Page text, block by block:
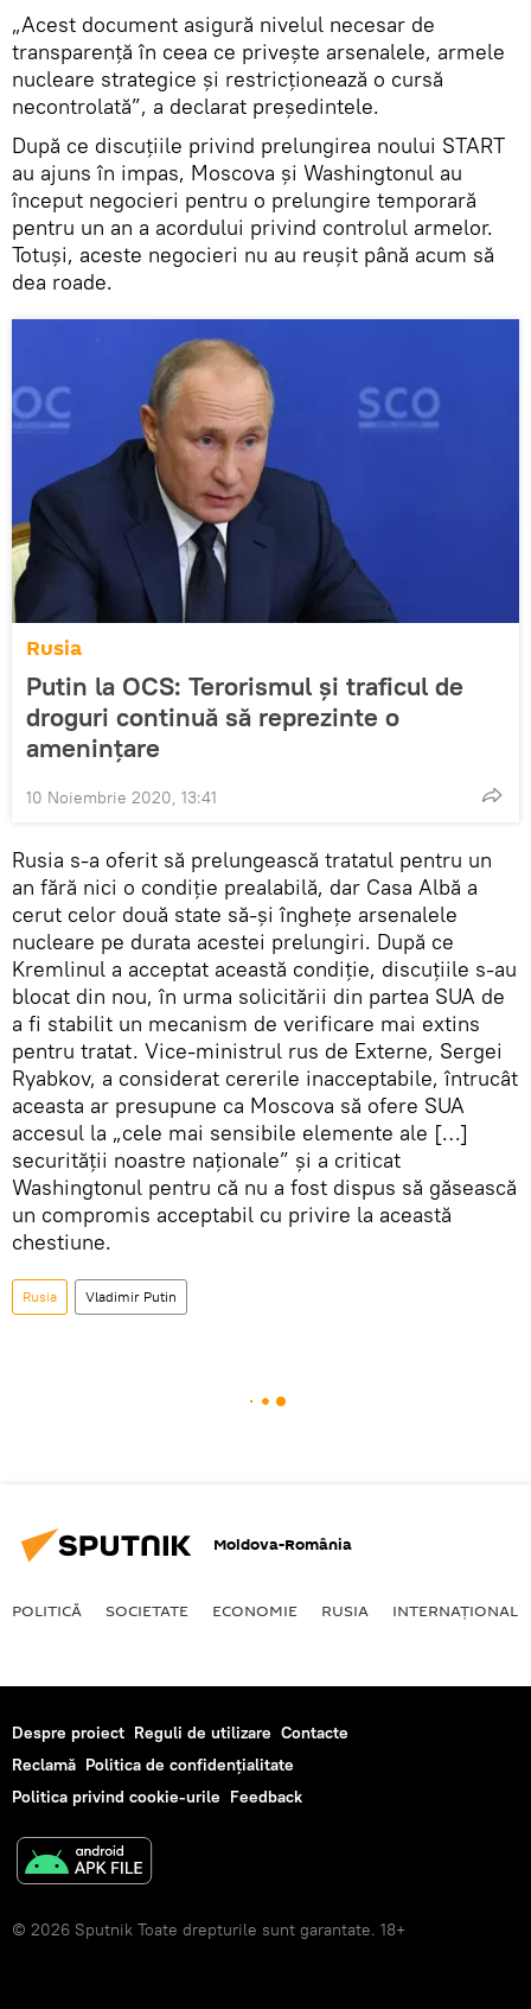
„Acest document asigură nivelul necesar de
transparență în ceea ce priveşte arsenalele, armele
nucleare strategice și restricționează o cursă
necontrolată”, a declarat președintele.
După ce discuțiile privind prelungirea noului START
au ajuns în impas, Moscova și Washingtonul au
început negocieri pentru o prelungire temporară
pentru un an a acordului privind controlul armelor.
Totuși, aceste negocieri nu au reușit până acum să
dea roade.
Rusia
Putin la OCS: Terorismul și traficul de
droguri continuă să reprezinte o
amenințare
10 Noiembrie 2020, 13:41
Rusia s-a oferit să prelungească tratatul pentru un
an fără nici o condiție prealabilă, dar Casa Albă a
cerut celor două state să-și înghețe arsenalele
nucleare pe durata acestei prelungiri. După ce
Kremlinul a acceptat această condiție, discuțiile s-au
blocat din nou, în urma solicitării din partea SUA de
a fi stabilit un mecanism de verificare mai extins
pentru tratat. Vice-ministrul rus de Externe, Sergei
Ryabkov, a considerat cererile inacceptabile, întrucât
aceasta ar presupune ca Moscova să ofere SUA
accesul la „cele mai sensibile elemente ale […]
securității noastre naționale” și a criticat
Washingtonul pentru că nu a fost dispus să găsească
un compromis acceptabil cu privire la această
chestiune.
Rusia Vladimir Putin
Moldova-România
POLITICĂ SOCIETATE ECONOMIE RUSIA INTERNAŢIONAL
Despre proiect Reguli de utilizare Contacte
Reclamă Politica de confidențialitate
Politica privind cookie-urile Feedback
© 2026 Sputnik Toate drepturile sunt garantate. 18+